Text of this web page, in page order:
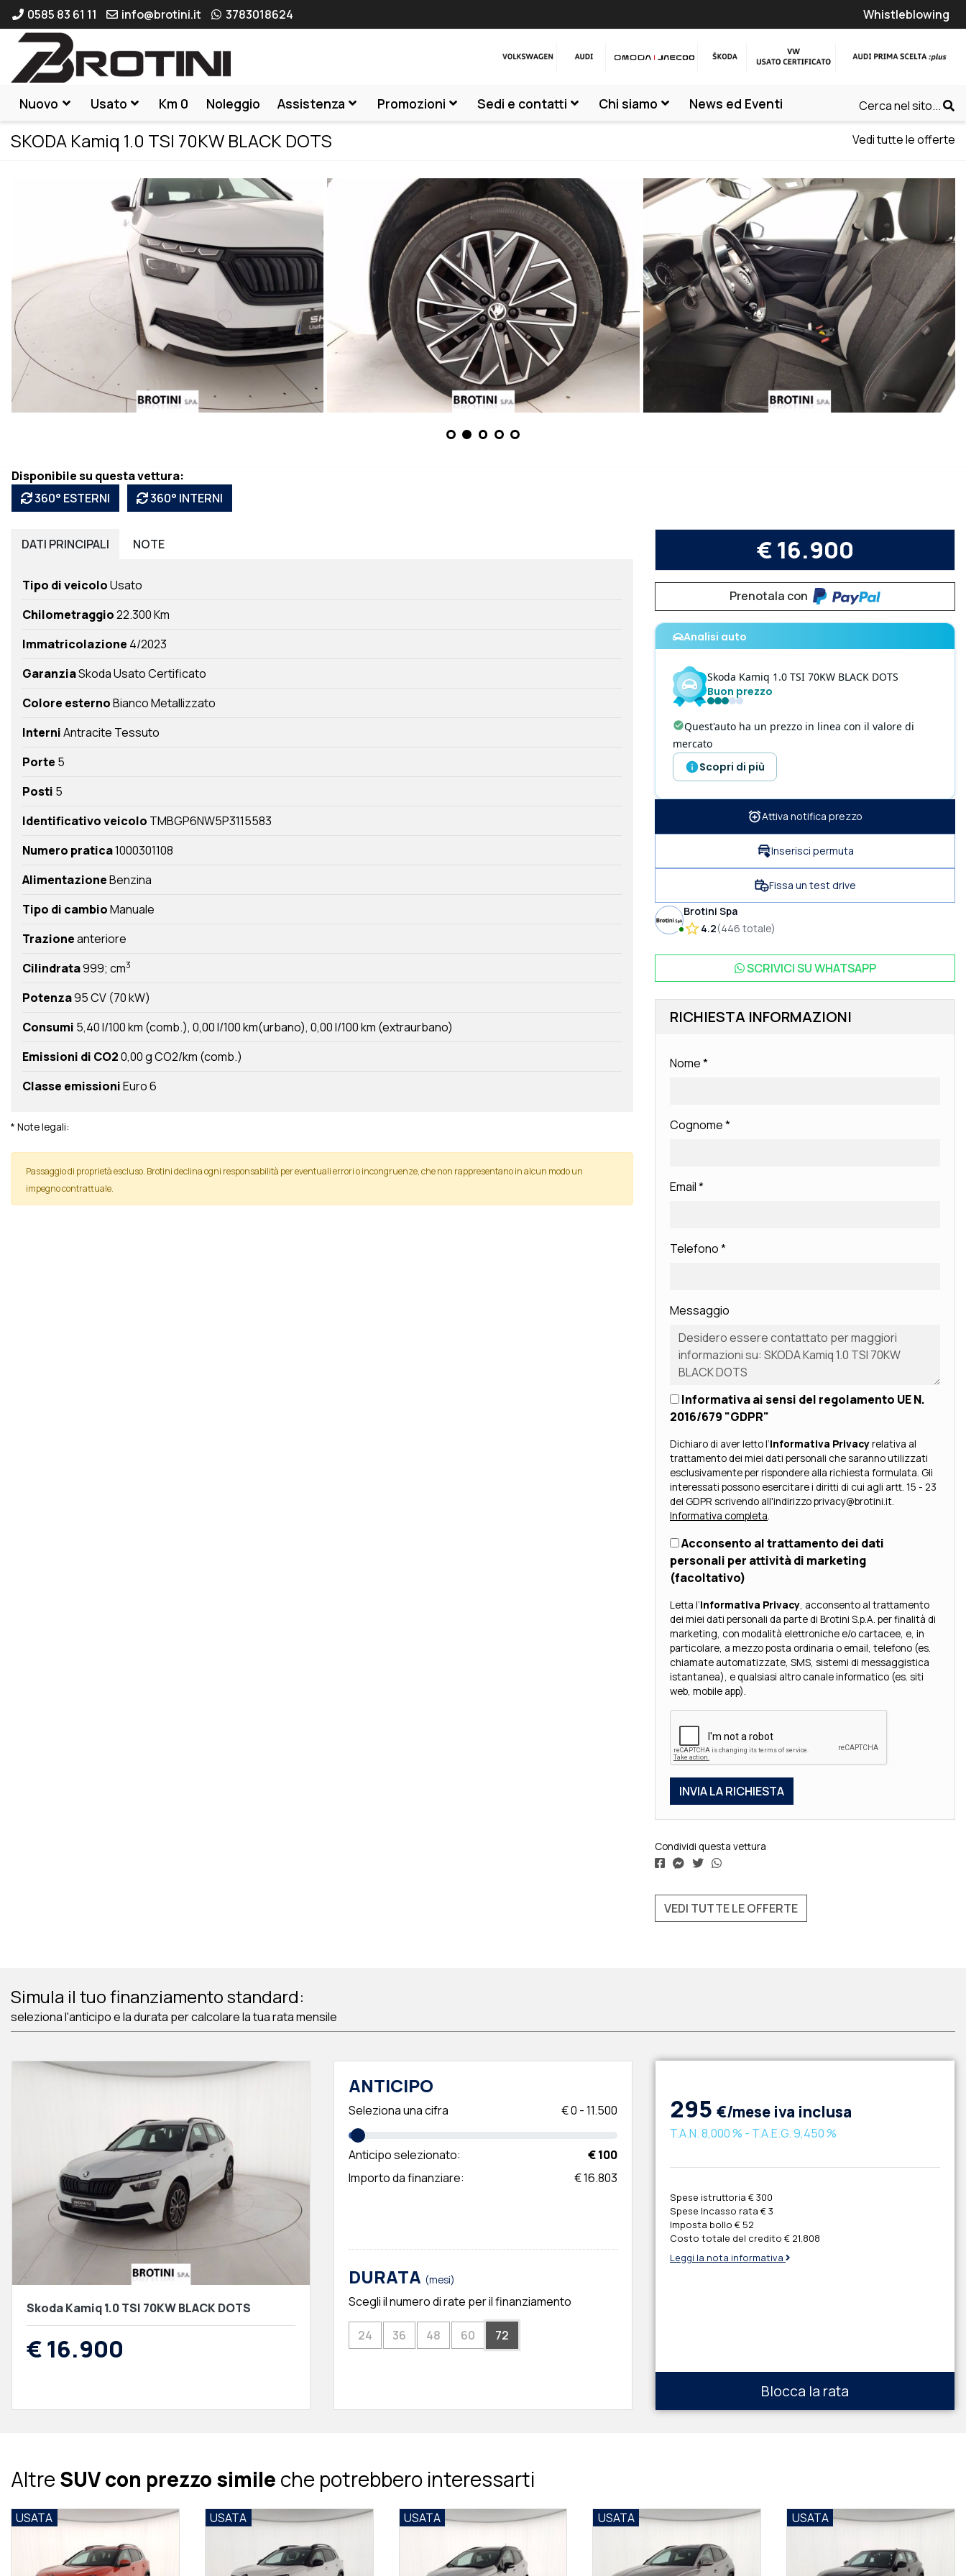
0585 83 61 11 info@brotini.it 3783018624 Whistleblowing
Nuovo Usato Km 0 Noleggio Assistenza Promozioni Sedi e contatti Chi siamo News ed Eventi Cerca nel sito...
SKODA Kamiq 1.0 TSI 70KW BLACK DOTS Vedi tutte le offerte
Disponibile su questa vettura:
360° ESTERNI
360° INTERNI
DATI PRINCIPALI NOTE
Tipo di veicoloUsato
Chilometraggio22.300 Km
Immatricolazione 4/2023
GaranziaSkoda Usato Certificato
Colore esternoBianco Metallizzato
InterniAntracite Tessuto
Porte 5
Posti 5
Identificativo veicolo TMBGP6NW5P3115583
Numero pratica1000301108
AlimentazioneBenzina
Tipo di cambioManuale
Trazioneanteriore
Cilindrata999; cm3
Potenza95 CV (70 kW)
Consumi 5,40 l/100 km (comb.) 0,00 l/100 km(urbano) 0,00 l/100 km (extraurbano)
Emissioni di CO20,00 g CO2/km (comb.)
Classe emissioniEuro 6
* Note legali:
Passaggio di proprietà escluso. Brotini declina ogni responsabilità per eventuali errori o incongruenze, che non rappresentano in alcun modo un
impegno contrattuale.
€ 16.900
Prenotala con
Analisi auto
Skoda Kamiq 1.0 TSI 70KW BLACK DOTS
Buon prezzo
Quest'auto ha un prezzo in linea con il valore di
mercato
Scopri di più
Attiva notifica prezzo
Inserisci permuta
Fissa un test drive
Brotini Spa
4.2(446 totale)
SCRIVICI SUWHATSAPP
RICHIESTA INFORMAZIONI
Nome*
Cognome*
Email*
Telefono*
Messaggio
Informativa ai sensi del regolamento UE N.
2016/679 "GDPR"
Dichiaro di aver letto l’Informativa Privacyrelativa al
trattamento dei miei dati personali che saranno utilizzati
esclusivamente per rispondere alla richiesta formulata. Gli
interessati possono esercitare i diritti di cui agli artt. 15 - 23
del GDPR scrivendo all'indirizzo privacy@brotini.it.
Informativa completa.
Acconsento al trattamento dei dati
personali per attività di marketing
(facoltativo)
Letta l’Informativa Privacy, acconsento al trattamento
dei miei dati personali da parte di Brotini S.p.A. per finalità di
marketing, con modalità elettroniche e/o cartacee, e, in
particolare, a mezzo posta ordinaria o email, telefono (es.
chiamate automatizzate, SMS, sistemi di messaggistica
istantanea), e qualsiasi altro canale informatico (es. siti
web, mobile app).
Condividi questa vettura
VEDI TUTTE LE OFFERTE
Simula il tuo finanziamento standard:
seleziona l'anticipo e la durata per calcolare la tua rata mensile
Skoda Kamiq 1.0 TSI 70KW BLACK DOTS
€ 16.900
ANTICIPO
Seleziona una cifra €0 -11.500
Anticipo selezionato:
€ 100
Importo da finanziare:
€ 16.803
DURATA (mesi)
Scegli il numero di rate per il finanziamento
24 36 48 60 72
295 €/mese iva inclusa
T.A.N.8,000 % - T.A.E.G.9,450 %
Spese istruttoria € 300
Spese Incasso rata € 3
Imposta bollo € 52
Costo totale del credito € 21.808
Leggi la nota informativa
Blocca la rata
AltreSUV con prezzo simile che potrebbero interessarti
USATA USATA USATA USATA USATA